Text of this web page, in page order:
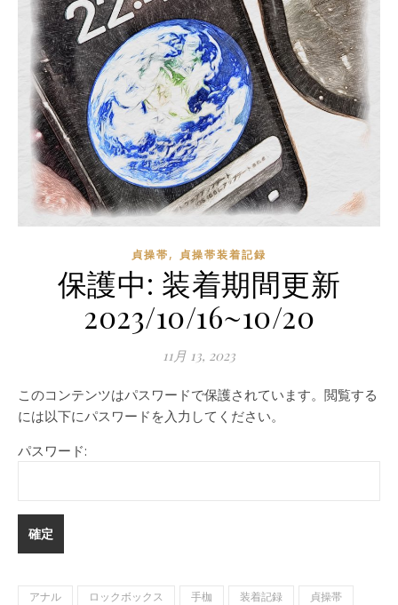
貞操帯, 貞操帯装着記録
保護中: 装着期間更新
2023/10/16~10/20
11月 13, 2023
このコンテンツはパスワードで保護されています。閲覧する
には以下にパスワードを入力してください。
パスワード:
アナル ロックボックス 手枷 装着記録 貞操帯